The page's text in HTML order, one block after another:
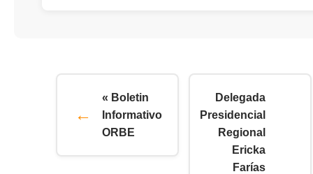
« Boletin
Informativo
ORBE
Delegada
Presidencial
Regional
Ericka
Farías